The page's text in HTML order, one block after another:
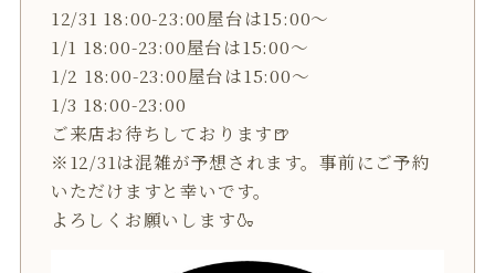
12/31 18:00-23:00屋台は15:00〜
1/1 18:00-23:00屋台は15:00〜
1/2 18:00-23:00屋台は15:00〜
1/3 18:00-23:00
ご来店お待ちしております🍺
※12/31は混雑が予想されます。事前にご予約
いただけますと幸いです。
よろしくお願いします🍶